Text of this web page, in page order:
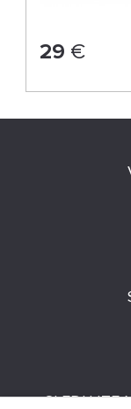
29 €
SLEDUJTE